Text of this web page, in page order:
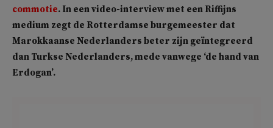
commotie. In een video-interview met een Riffijns
medium zegt de Rotterdamse burgemeester dat
Marokkaanse Nederlanders beter zijn geïntegreerd
dan Turkse Nederlanders, mede vanwege ‘de hand van
Erdogan’.